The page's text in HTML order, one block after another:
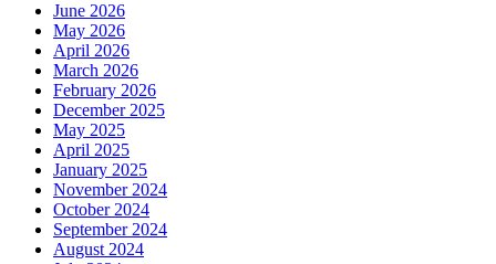
June 2026
May 2026
April 2026
March 2026
February 2026
December 2025
May 2025
April 2025
January 2025
November 2024
October 2024
September 2024
August 2024